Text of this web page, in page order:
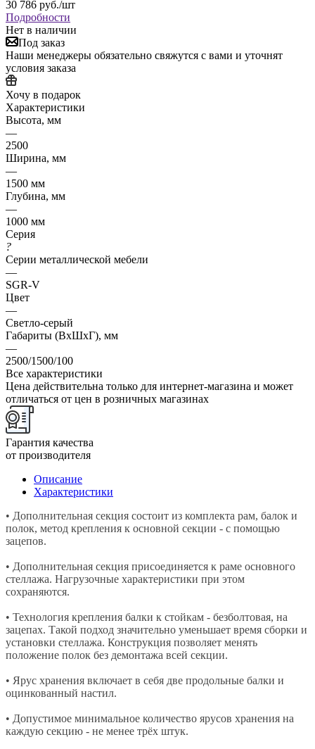
30 786 руб./шт
Подробности
Нет в наличии
Под заказ
Наши менеджеры обязательно свяжутся с вами и уточнят
условия заказа
Хочу в подарок
Характеристики
Высота, мм
—
2500
Ширина, мм
—
1500 мм
Глубина, мм
—
1000 мм
Серия
?
Серии металлической мебели
—
SGR-V
Цвет
—
Светло-серый
Габариты (ВхШхГ), мм
—
2500/1500/100
Все характеристики
Цена действительна только для интернет-магазина и может
отличаться от цен в розничных магазинах
Гарантия качества
от производителя
Описание
Характеристики
• Дополнительная секция состоит из комплекта рам, балок и
полок, метод крепления к основной секции - с помощью
зацепов.
• Дополнительная секция присоединяется к раме основного
стеллажа. Нагрузочные характеристики при этом
сохраняются.
• Технология крепления балки к стойкам - безболтовая, на
зацепах. Такой подход значительно уменьшает время сборки и
установки стеллажа. Конструкция позволяет менять
положение полок без демонтажа всей секции.
• Ярус хранения включает в себя две продольные балки и
оцинкованный настил.
• Допустимое минимальное количество ярусов хранения на
каждую секцию - не менее трёх штук.